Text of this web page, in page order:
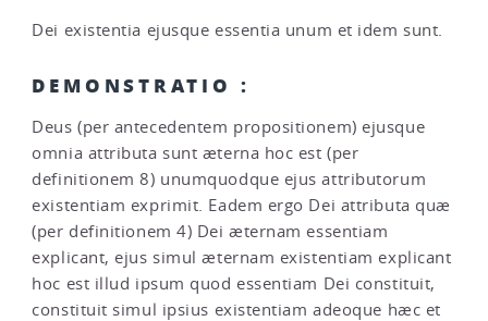
Dei existentia ejusque essentia unum et idem sunt.
DEMONSTRATIO :
Deus (per antecedentem propositionem) ejusque
omnia attributa sunt æterna hoc est (per
definitionem 8) unumquodque ejus attributorum
existentiam exprimit. Eadem ergo Dei attributa quæ
(per definitionem 4) Dei æternam essentiam
explicant, ejus simul æternam existentiam explicant
hoc est illud ipsum quod essentiam Dei constituit,
constituit simul ipsius existentiam adeoque hæc et